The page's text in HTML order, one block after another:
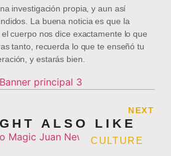
investigación propia, y aun así
La buena noticia es que la
cuerpo nos dice exactamente lo que
tanto, recuerda lo que te enseñó tu
y estarás bien.
NEXT
ALSO LIKE
CULTURE